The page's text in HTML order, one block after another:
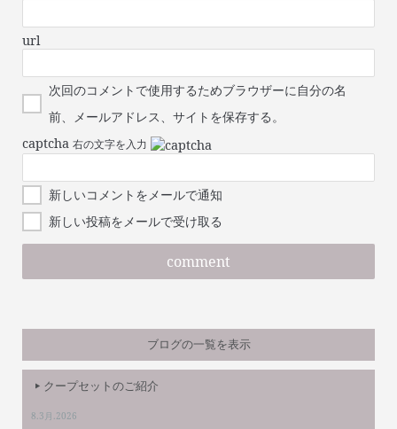
url
次回のコメントで使用するためブラウザーに自分の名
前、メールアドレス、サイトを保存する。
captcha 右の文字を入力
新しいコメントをメールで通知
新しい投稿をメールで受け取る
ブログの一覧を表示
クープセットのご紹介
8.3月.2026